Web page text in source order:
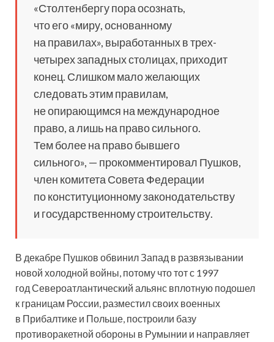
«Столтенбергу пора осознать,
что его «миру, основанному
на правилах», выработанных в трех-
четырех западных столицах, приходит
конец. Слишком мало желающих
следовать этим правилам,
не опирающимся на международное
право, а лишь на право сильного.
Тем более на право бывшего
сильного», — прокомментировал Пушков,
член комитета Совета Федерации
по конституционному законодательству
и государственному строительству.
В декабре Пушков обвинил Запад в развязывании
новой холодной войны, потому что тот с 1997
год Североатлантический альянс вплотную подошел
к границам России, разместил своих военных
в Прибалтике и Польше, построили базу
противоракетной обороны в Румынии и направляет